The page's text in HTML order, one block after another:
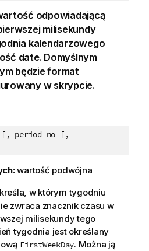
odpowiadającą
milisekundy
kalendarzowego
date. Domyślnym
będzie format
w skrypcie.
[, period_no [,
wartość podwójna
w którym tygodniu
zwraca znacznik czasu w
milisekundy tego
tygodnia jest określany
FirstWeekDay. Można ją